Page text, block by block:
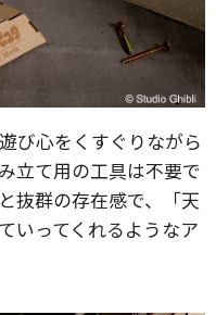
び心をくすぐりながら
立て用の工具は不要で
抜群の存在感で、「天
いってくれるようなア